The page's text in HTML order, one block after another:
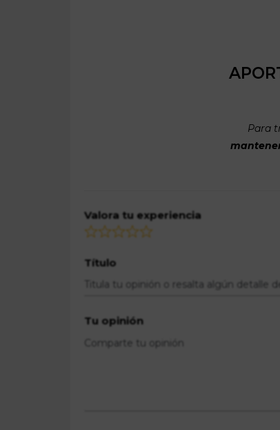
Para
Valora tu experiencia
Título
Tu opinión